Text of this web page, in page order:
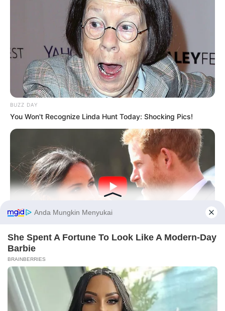
PRIVACY POLICY DISCLAIMER HUBUNGI KAMI IKLAN
BUZZ DAY
You Won't Recognize Linda Hunt Today: Shocking Pics!
HERBEAUTY
This Was One Reason Meghan And Harry's Privacy Was
Constantly Tested After This
Before You Go